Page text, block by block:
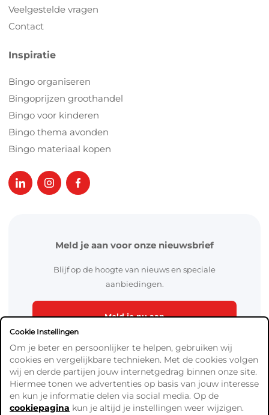
Veelgestelde vragen
Contact
Inspiratie
Bingo organiseren
Bingoprijzen groothandel
Bingo voor kinderen
Bingo thema avonden
Bingo materiaal kopen
Meld je aan voor onze nieuwsbrief
Blijf op de hoogte van nieuws en speciale
aanbiedingen.
Meld je nu aan
Algemene Voorwaarden
Cookie Instellingen
Om je beter en persoonlijker te helpen, gebruiken wij
cookies en vergelijkbare technieken. Met de cookies volgen
wij en derde partijen jouw internetgedrag binnen onze site.
Hiermee tonen we advertenties op basis van jouw interesse
en kun je informatie delen via social media. Op de
cookiepagina kun je altijd je instellingen weer wijzigen.